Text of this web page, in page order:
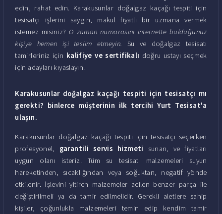
edin, rahat edin. Karakusunlar doğalgaz kaçağı tespiti için
tesisatçı işlerini saygın, makul fiyatlı bir uzmana vermek
istemez misiniz? O zaman numarasını internette bulduğunuz
kişiye hemen işi teslim etmeyin. Su ve doğalgaz tesisatı
tamirleriniz için kalifiye ve sertifikalı doğru ustayı seçmek
için adayları kıyaslayın.
Karakusunlar doğalgaz kaçağı tespiti için tesisatçı mı
gerekti? binlerce müşterinin ilk tercihi Yurt Tesisat'a
ulaşın.
Karakusunlar doğalgaz kaçağı tespiti için tesisatçı seçerken
profesyonel, garantili servis hizmeti sunan, ve fiyatları
uygun olanı isteriz. Tüm su tesisatı malzemeleri suyun
hareketinden, sıcaklığından veya soğuktan, negatif yönde
etkilenir. İşlevini yitiren malzemeler acilen benzer parça ile
değiştirilmeli ya da tamir edilmelidir. Gerekli aletlere sahip
kişiler, çoğunlukla malzemeleri temin edip kendim tamir